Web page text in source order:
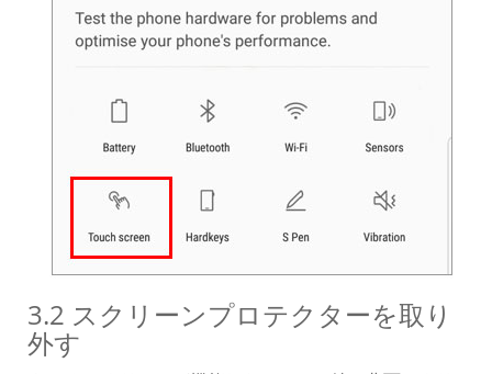
3.2 スクリーンプロテクターを取り
外す